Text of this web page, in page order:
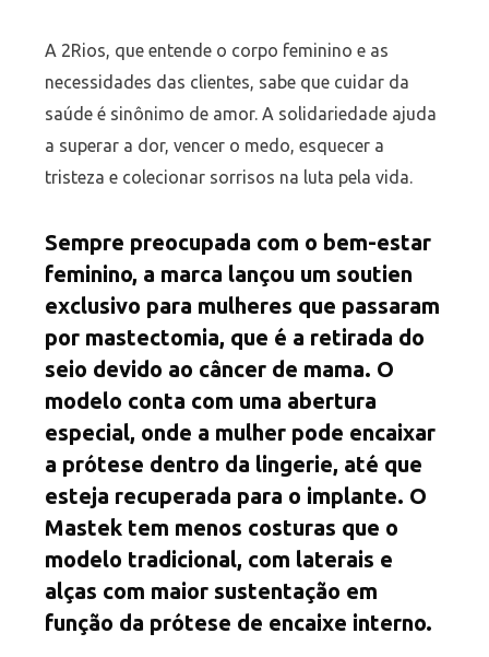
A 2Rios, que entende o corpo feminino e as
necessidades das clientes, sabe que cuidar da
saúde é sinônimo de amor. A solidariedade ajuda
a superar a dor, vencer o medo, esquecer a
tristeza e colecionar sorrisos na luta pela vida.
Sempre preocupada com o bem-estar
feminino, a marca lançou um soutien
exclusivo para mulheres que passaram
por mastectomia, que é a retirada do
seio devido ao câncer de mama. O
modelo conta com uma abertura
especial, onde a mulher pode encaixar
a prótese dentro da lingerie, até que
esteja recuperada para o implante. O
Mastek tem menos costuras que o
modelo tradicional, com laterais e
alças com maior sustentação em
função da prótese de encaixe interno.